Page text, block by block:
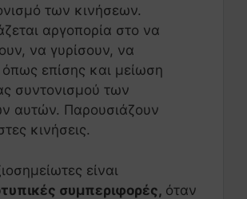
των κινήσεων.
αργοπορία στο να
να γυρίσουν, να
επίσης και μείωση
συντονισμού των
αυτών. Παρουσιάζουν
κινήσεις.
είναι
συμπεριφορές, όταν